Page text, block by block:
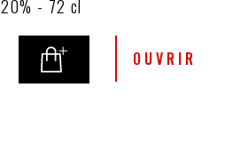
20% - 72 cl
OUVRIR